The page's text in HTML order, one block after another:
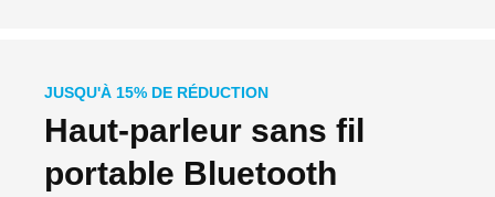
JUSQU'À 15% DE RÉDUCTION
Haut-parleur sans fil
portable Bluetooth